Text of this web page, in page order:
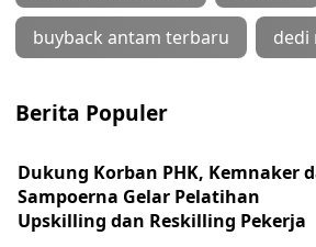
buyback antam terbaru dedi
Berita Populer
Dukung Korban PHK, Kemnaker
Sampoerna Gelar Pelatihan
Upskilling dan Reskilling Pekerja